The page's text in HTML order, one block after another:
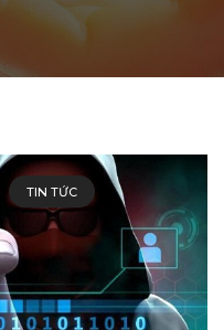
TIN TỨC